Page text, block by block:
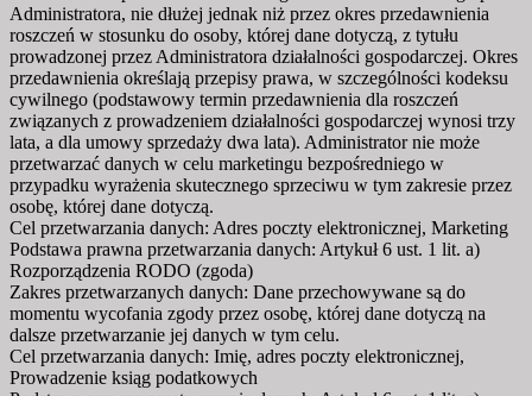
Administratora, nie dłużej jednak niż przez okres przedawnienia
roszczeń w stosunku do osoby, której dane dotyczą, z tytułu
prowadzonej przez Administratora działalności gospodarczej. Okres
przedawnienia określają przepisy prawa, w szczególności kodeksu
cywilnego (podstawowy termin przedawnienia dla roszczeń
związanych z prowadzeniem działalności gospodarczej wynosi trzy
lata, a dla umowy sprzedaży dwa lata). Administrator nie może
przetwarzać danych w celu marketingu bezpośredniego w
przypadku wyrażenia skutecznego sprzeciwu w tym zakresie przez
osobę, której dane dotyczą.
Cel przetwarzania danych: Adres poczty elektronicznej, Marketing
Podstawa prawna przetwarzania danych: Artykuł 6 ust. 1 lit. a)
Rozporządzenia RODO (zgoda)
Zakres przetwarzanych danych: Dane przechowywane są do
momentu wycofania zgody przez osobę, której dane dotyczą na
dalsze przetwarzanie jej danych w tym celu.
Cel przetwarzania danych: Imię, adres poczty elektronicznej,
Prowadzenie ksiąg podatkowych